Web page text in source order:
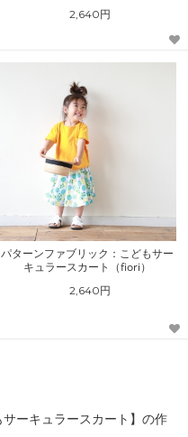
2,640円
パターンファブリック：こどもサー
キュラースカート（fiori）
2,640円